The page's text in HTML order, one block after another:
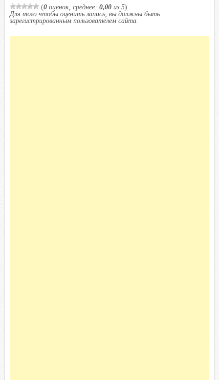
(0 оценок, среднее: 0,00 из 5)
Для того чтобы оценить запись, вы должны быть
зарегистрированным пользователем сайта.